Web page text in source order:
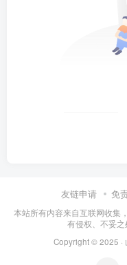
友链申请 免
本站所有内容来自互联网收集
有侵权、不妥之
Copyright © 2025 ·